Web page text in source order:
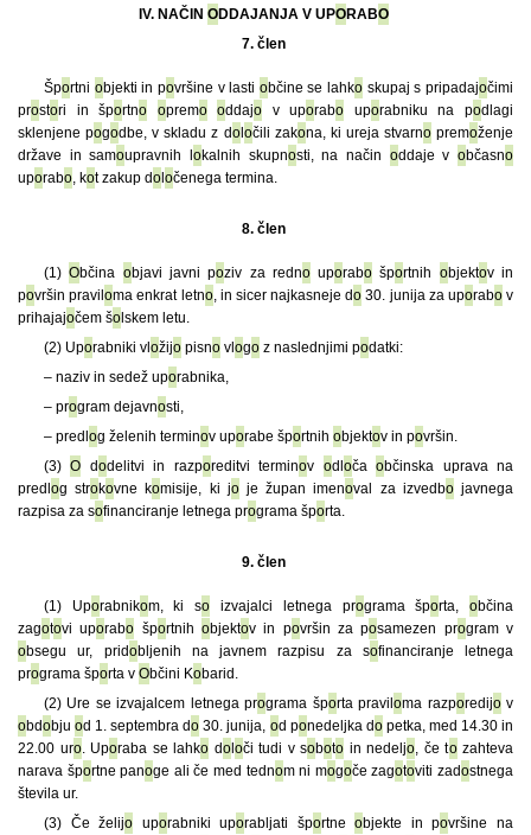
IV. NAČIN ODDAJANJA V UPORABO
7. člen
Športni objekti in površine v lasti občine se lahko skupaj s pripadajočimi
prostori in športno opremo oddajo v uporabo uporabniku na podlagi
sklenjene pogodbe, v skladu z dol očili zakona, ki ureja stvarnopremoženje
države in samoupravnih lokalnih skupnosti, na način oddaje vobčasno
uporabo, kot zakup do očenega termina.
8. člen
(1)Občina objavi javni poziv za rednouporabo športnih objektov in
površin praviloma enkrat letno, in sicer najkasneje do 30. junija za uporabov
prihajajočem šo lskem letu.
(2) Uporabniki vl ožijopisnovl ogoz naslednjimi podatki:
– naziv in sedež uporabnika,
– program dejavnosti,
– predl og želenih terminov uporabe športnih objektov in površin.
(3)O dodelitvi in razporeditvi terminov odl očaobčinska uprava na
predl og strokovne komisije, ki joje župan imenoval za izvedbojavnega
razpisa za sofinanciranje letnega programa športa.
9. člen
(1) Uporabnikom, ki so izvajalci letnega programa športa,občina
zagotovi uporabo športnihobjektov in površin za posamezen program v
obsegu ur, pridobljenih na javnem razpisu za sofinanciranje letnega
programa športa v Občini Kobarid.
(2) Ure se izvajalcem letnega programa športa praviloma razporedijov
obdobjuod 1. septembra do 30. junija, od ponedeljka dopetka, med 14.30 in
22.00 uro. Uporaba se lahko dol oči tudi v soboto in nedeljo, če tozahteva
narava športne panoge ali če med tednom ni mogoče zagotoviti zadostnega
števila ur.
(3) Če želijo uporabniki uporabljati športneobjekte in površine na